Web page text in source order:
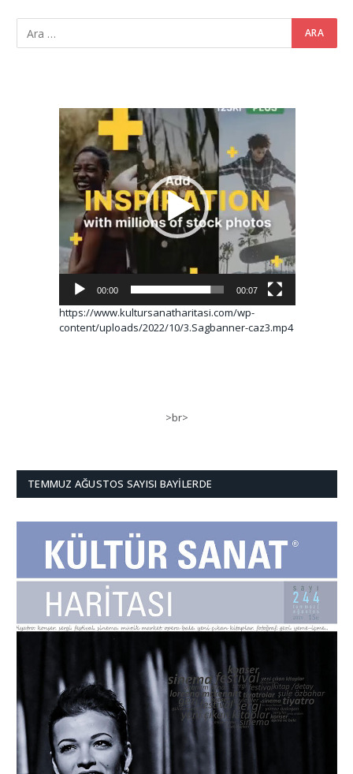
Video
oynatıcı
00:00 00:07
https://www.kultursanatharitasi.com/wp-
content/uploads/2022/10/3.Sagbanner-caz3.mp4
>br>
TEMMUZ AĞUSTOS SAYISI BAYILERDE